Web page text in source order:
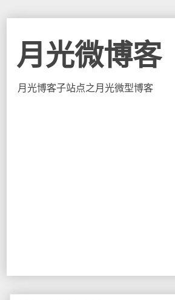
月光微博客
月光博客子站点之月光微型博客